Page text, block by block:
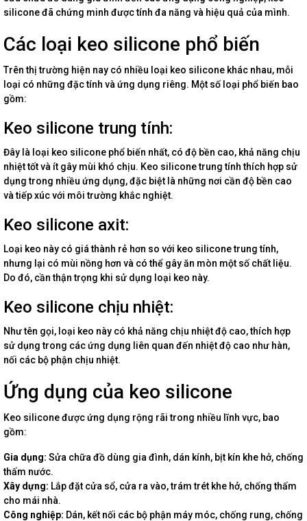
silicone đã chứng minh được tính đa năng và hiệu quả của mình.
Các loại keo silicone phổ biến
Trên thị trường hiện nay có nhiều loại keo silicone khác nhau, mỗi
loại có những đặc tính và ứng dụng riêng. Một số loại phổ biến bao
gồm:
Keo silicone trung tính:
Đây là loại keo silicone phổ biến nhất, có độ bền cao, khả năng chịu
nhiệt tốt và ít gây mùi khó chịu. Keo silicone trung tính thích hợp sử
dụng trong nhiều ứng dụng, đặc biệt là những nơi cần độ bền cao
và tiếp xúc với môi trường khắc nghiệt.
Keo silicone axit:
Loại keo này có giá thành rẻ hơn so với keo silicone trung tính,
nhưng lại có mùi nồng hơn và có thể gây ăn mòn một số chất liệu.
Do đó, cần thận trọng khi sử dụng loại keo này.
Keo silicone chịu nhiệt:
Như tên gọi, loại keo này có khả năng chịu nhiệt độ cao, thích hợp
sử dụng trong các ứng dụng liên quan đến nhiệt độ cao như hàn,
nối các bộ phận chịu nhiệt.
Ứng dụng của keo silicone
Keo silicone được ứng dụng rộng rãi trong nhiều lĩnh vực, bao
gồm:
Gia dụng: Sửa chữa đồ dùng gia đình, dán kính, bịt kín khe hở, chống
thấm nước.
Xây dựng: Lắp đặt cửa sổ, cửa ra vào, trám trét khe hở, chống thấm
cho mái nhà.
Công nghiệp: Dán, kết nối các bộ phận máy móc, chống rung, chống